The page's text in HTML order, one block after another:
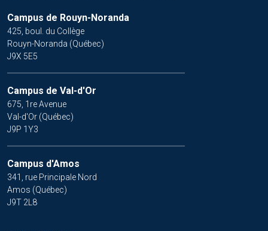
Campus de Rouyn-Noranda
425, boul. du Collège
Rouyn-Noranda (Québec)
J9X 5E5
Campus de Val-d'Or
675, 1re Avenue
Val-d'Or (Québec)
J9P 1Y3
Campus d'Amos
341, rue Principale Nord
Amos (Québec)
J9T 2L8